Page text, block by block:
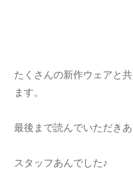
たくさんの新作ウェアと
ます。
最後まで読んでいただき
スタッフあんでした♪